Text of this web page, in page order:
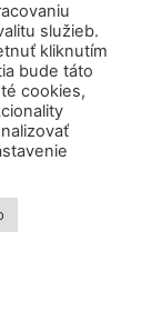
školu
služieb.
kliknutím
bude táto
cookies,